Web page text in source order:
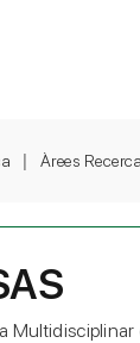
Àrees Recerca
Multidisciplinar